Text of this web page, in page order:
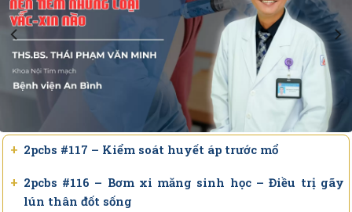
giấy chuyển tuyến vẫn được hưởng 100% BHYT.
+ Ngón chân sưng đau suốt nhiều ngày, nguyên nhân
từ miếng miểng chai… từ 2 năm trước
Mở rộng quyền lợi BHYT khi khám ngoại trú trái
tuyến từ ngày 01/7/2026
+ Bệnh viện An Bình triển khai kỹ thuật nội soi tán
lấn cho người bệnh
Sở Y tế TP.HCM: Cập nhật danh sách cơ sở đăng ký
+ 2pcbs #117 – Kiểm soát huyết áp trước mổ
+ 2pcbs #116 – Bơm xi măng sinh học – Điều trị gãy
lún thân đốt sống